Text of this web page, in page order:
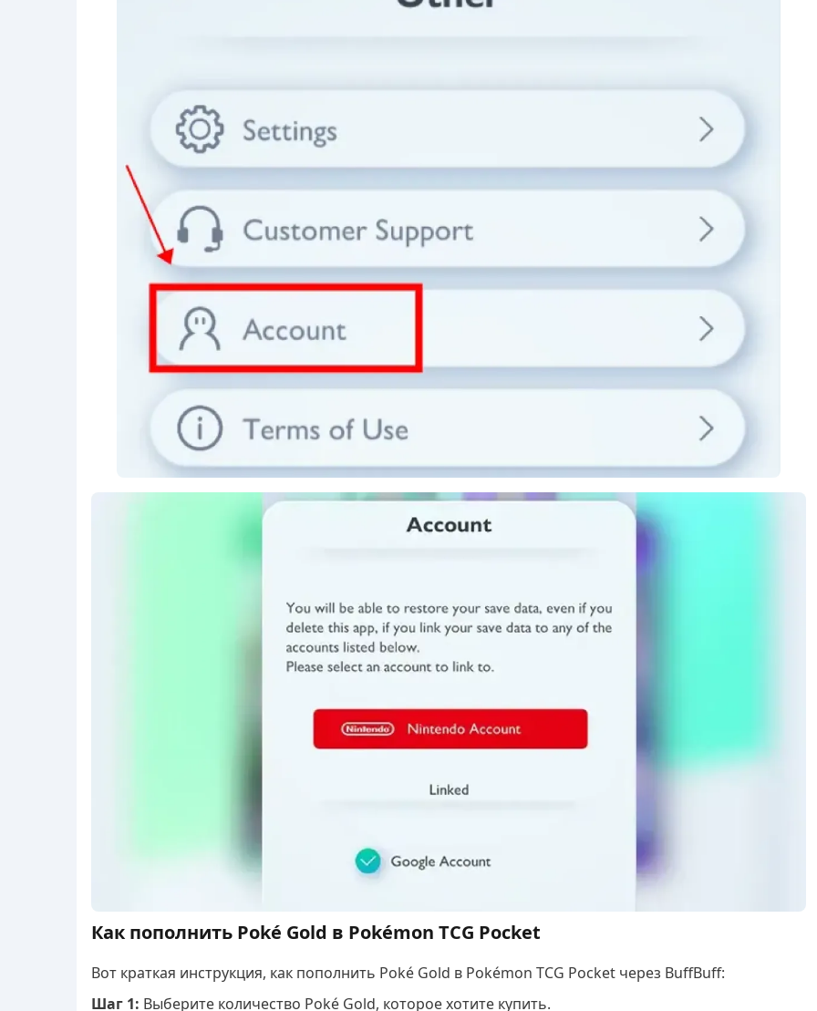
Как пополнить Poké Gold в Pokémon TCG Pocket
Вот краткая инструкция, как пополнить Poké Gold в Pokémon TCG Pocket через BuffBuff:
Шаг 1: Выберите количество Poké Gold, которое хотите купить.